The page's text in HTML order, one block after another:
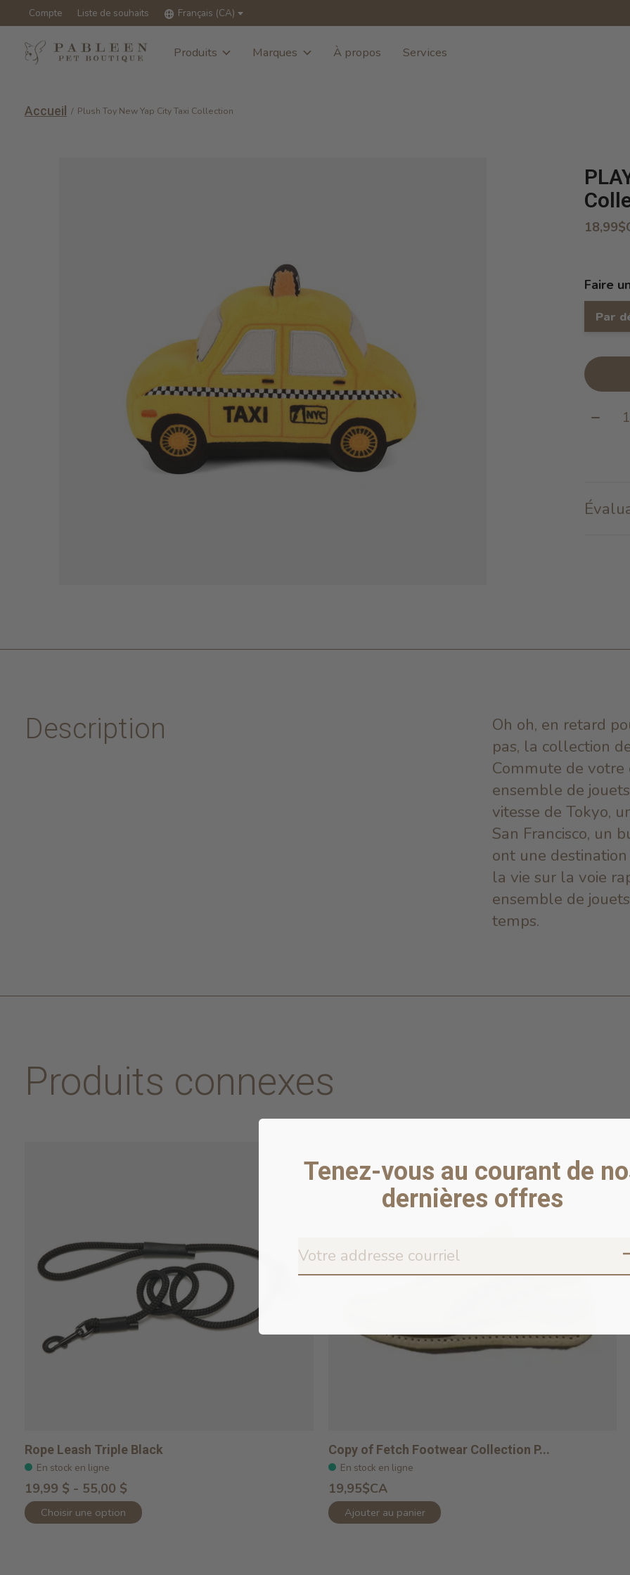
Compte Liste de souhaits Français (CA)
Produits Marques À propos Services
Accueil / Plush Toy New Yap City Taxi Collection
Faire
Par
Description
Oh oh, en retard
pas, la collection
Commute de
ensemble de
vitesse de Tokyo,
San Francisco, un
ont une
la vie sur la voie
ensemble de
temps.
Produits connexes
Rope Leash Triple Black
En stock en ligne
19,99 $ - 55,00 $
Choisir une option
Copy of Fetch Footwear Collection P...
En stock en ligne
19,95$CA
Ajouter au panier
Tenez-vous au courant de
dernières offres